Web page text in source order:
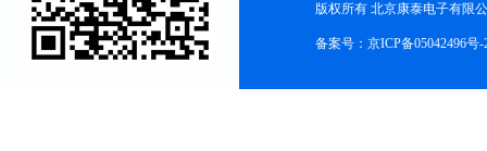
版权所有 北京康泰电子有限
备案号： 京ICP备05042496号-